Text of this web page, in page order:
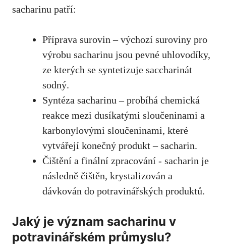
sacharinu patří:
Příprava surovin – výchozí suroviny pro
výrobu sacharinu jsou pevné ‍uhlovodíky,
ze kterých se syntetizuje saccharinát
sodný.
Syntéza sacharinu – probíhá chemická
reakce mezi dusíkatými sloučeninami​ a
karbonylovými sloučeninami,⁢ které
vytvářejí konečný produkt – sacharin.
Čištění a ⁤finální zpracování -‌ sacharin je
následně čištěn, krystalizován a
dávkován do potravinářských ⁣produktů.
Jaký je význam sacharinu⁣ v
potravinářském průmyslu?